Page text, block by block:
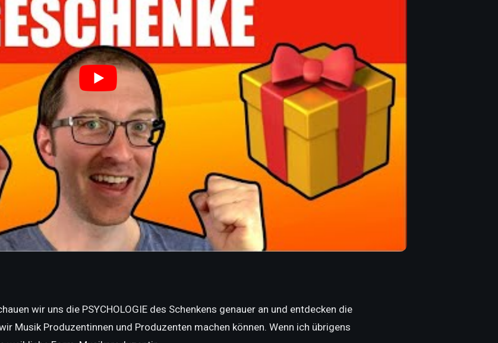
wir uns die PSYCHOLOGIE des Schenkens genauer an und entdecken die
Musik Produzentinnen und Produzenten machen können. Wenn ich übrigens